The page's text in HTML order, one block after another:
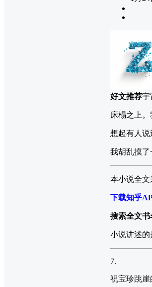
好文推荐宇
床榻之上。
想起有人说
我胡乱摸了
本小说全文
下载知乎
搜索全文书
小说讲述
7.
祝宝珍跳崖